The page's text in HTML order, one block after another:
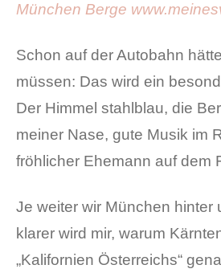
Schon auf der Autobahn
müssen: Das wird ein
Der Himmel stahlblau, die
meiner Nase, gute Musik im
fröhlicher Ehemann auf dem
Je weiter wir München hinter
klarer wird mir, warum
„Kalifornien Österreichs“